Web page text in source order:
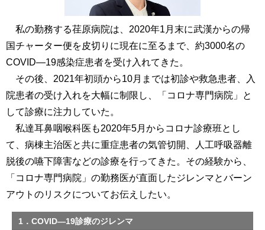
私の勤務する荏原病院は、2020年1月末に武漢からの帰
国チャーター便を皮切りに現在に至るまで、約3000名の
COVID―19感染症患者を受け入れてきた。
その後、2021年初頭から10月までは初診や救急患者、入
院患者の受け入れを大幅に制限し、「コロナ専門病院」と
して診療に注力していた。
私達耳鼻咽喉科医も2020年5月からコロナ診療班とし
て、病棟主治医と共に重症患者の気管切開、人工呼吸器離
脱後の嚥下障害などの診療を行ってきた。その経験から、
「コロナ専門病院」の勤務医が直面したジレンマとバーン
アウトのリスクについてお伝えしたい。
1．COVID―19診療のジレンマ